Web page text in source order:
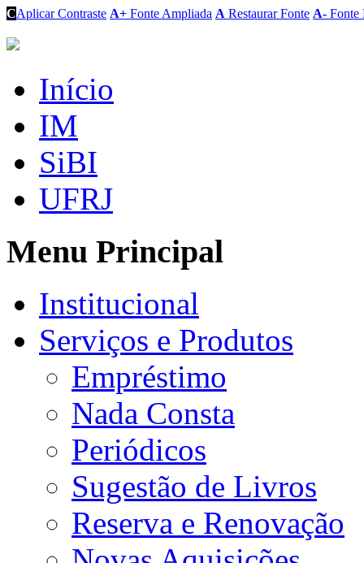
CAplicar Contraste A+ Fonte Ampliada A Restaurar Fonte A- Fonte
Início
IM
SiBI
UFRJ
Menu Principal
Institucional
Serviços e Produtos
Empréstimo
Nada Consta
Periódicos
Sugestão de Livros
Reserva e Renovação